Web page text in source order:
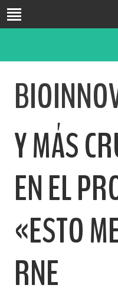
Y MÁS
EN EL
«ESTO
RNE